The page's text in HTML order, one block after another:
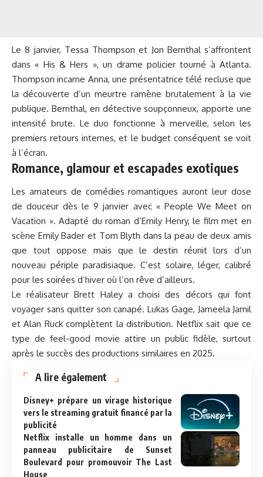
Le 8 janvier, Tessa Thompson et Jon Bernthal s’affrontent
dans « His & Hers », un drame policier tourné à Atlanta.
Thompson incarne Anna, une présentatrice télé recluse que
la découverte d’un meurtre ramène brutalement à la vie
publique. Bernthal, en détective soupçonneux, apporte une
intensité brute. Le duo fonctionne à merveille, selon les
premiers retours internes, et le budget conséquent se voit
à l’écran.
Romance, glamour et escapades exotiques
Les amateurs de comédies romantiques auront leur dose
de douceur dès le 9 janvier avec « People We Meet on
Vacation ». Adapté du roman d’Emily Henry, le film met en
scène Emily Bader et Tom Blyth dans la peau de deux amis
que tout oppose mais que le destin réunit lors d’un
nouveau périple paradisiaque. C’est solaire, léger, calibré
pour les soirées d’hiver où l’on rêve d’ailleurs.
Le réalisateur Brett Haley a choisi des décors qui font
voyager sans quitter son canapé. Lukas Gage, Jameela Jamil
et Alan Ruck complètent la distribution. Netflix sait que ce
type de feel-good movie attire un public fidèle, surtout
après le succès des productions similaires en 2025.
A lire également
Disney+ prépare un virage historique
vers le streaming gratuit financé par la
publicité
Netflix installe un homme dans un
panneau publicitaire de Sunset
Boulevard pour promouvoir The Last
House